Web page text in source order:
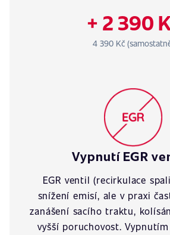
+ 2 390
4 390 Kč
Vypnutí EGR
EGR ventil (recirkulace
snížení emisí, ale v praxi
zanášení sacího traktu,
vyšší poruchovost.